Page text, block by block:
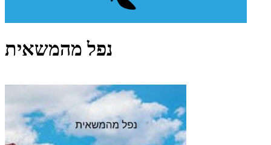
נפל מהמשאית